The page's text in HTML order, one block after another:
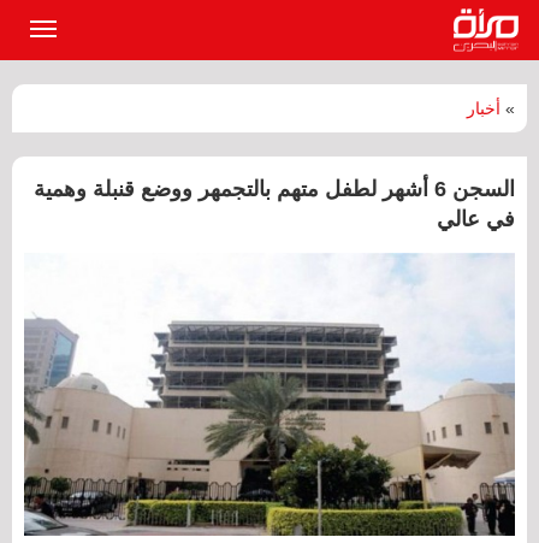
» أخبار
السجن 6 أشهر لطفل متهم بالتجمهر ووضع قنبلة وهمية
في عالي